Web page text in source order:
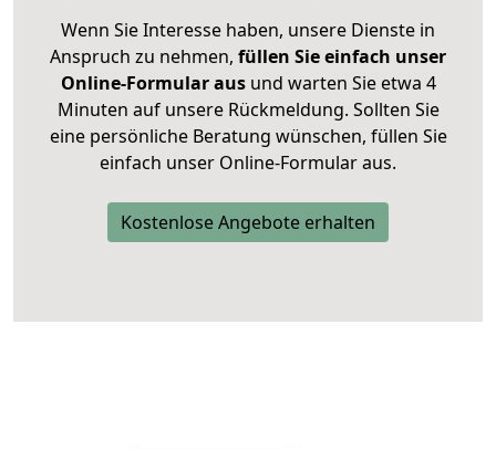
Wenn Sie Interesse haben, unsere Dienste in
Anspruch zu nehmen, füllen Sie einfach unser
Online-Formular ausund warten Sie etwa 4
Minuten auf unsere Rückmeldung. Sollten Sie
eine persönliche Beratung wünschen, füllen Sie
einfach unser Online-Formular aus.
Kostenlose Angebote erhalten